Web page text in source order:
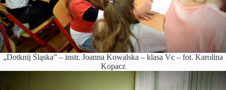
„Dotknij Śląska” – instr. Joanna Kowalska – klasa Vc – fot. Karolina
Kopacz